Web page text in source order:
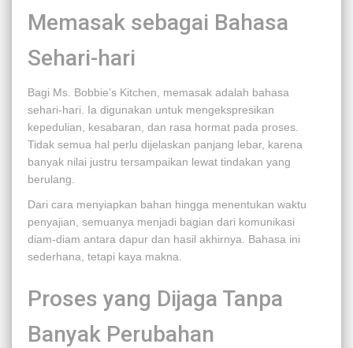
Memasak sebagai Bahasa
Sehari-hari
Bagi Ms. Bobbie’s Kitchen, memasak adalah bahasa
sehari-hari. Ia digunakan untuk mengekspresikan
kepedulian, kesabaran, dan rasa hormat pada proses.
Tidak semua hal perlu dijelaskan panjang lebar, karena
banyak nilai justru tersampaikan lewat tindakan yang
berulang.
Dari cara menyiapkan bahan hingga menentukan waktu
penyajian, semuanya menjadi bagian dari komunikasi
diam-diam antara dapur dan hasil akhirnya. Bahasa ini
sederhana, tetapi kaya makna.
Proses yang Dijaga Tanpa
Banyak Perubahan